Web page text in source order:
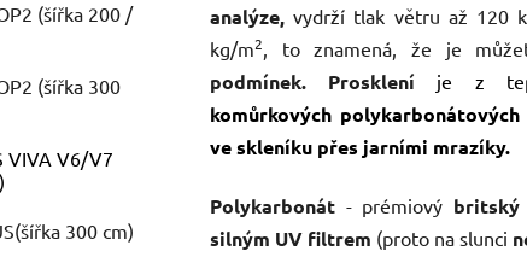
(šířka 200 /
(šířka 300
VIVA V6/V7
300 cm)
analýze, vydrží tlak větru až 120
kg/m2, to znamená, že je
podmínek. Prosklení je z
komůrkových
ve skleníku přes jarními mrazíky.
Polykarbonát - prémiový britský
silným UV filtrem (proto na slunci